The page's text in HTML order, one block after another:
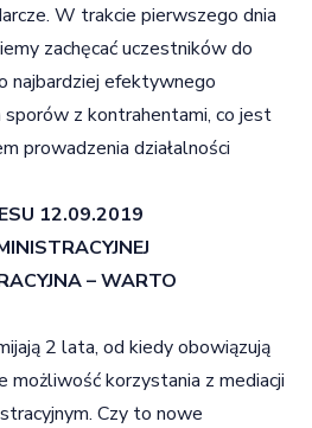
W trakcie pierwszego dnia
zachęcać uczestników do
najbardziej efektywnego
z kontrahentami, co jest
prowadzenia działalności
12.09.2019
– WARTO
2 lata, od kiedy obowiązują
możliwość korzystania z mediacji
Czy to nowe